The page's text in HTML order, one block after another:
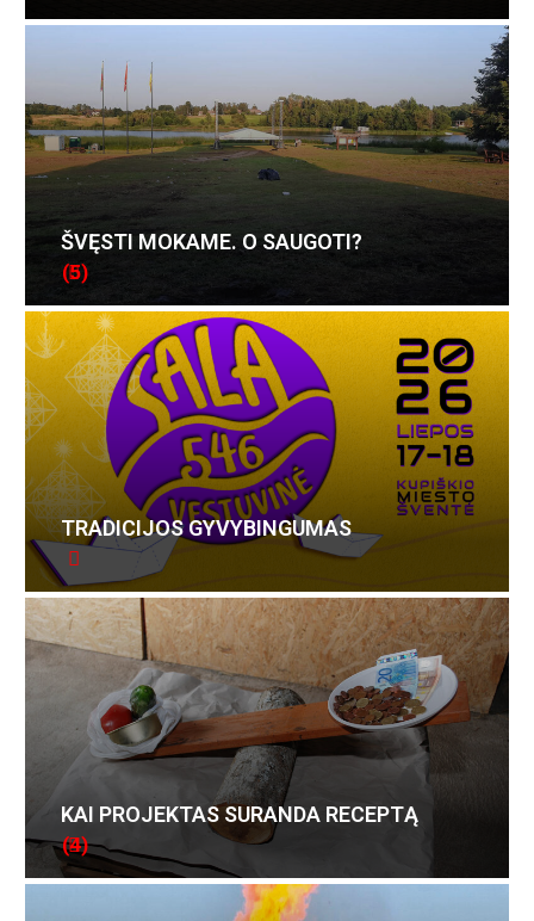
ŠVĘSTI MOKAME. O SAUGOTI?
(5)
TRADICIJOS GYVYBINGUMAS
KAI PROJEKTAS SURANDA RECEPTĄ
(4)